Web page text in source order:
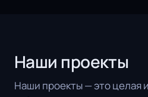
Наши проекты
Наши проекты — это целая